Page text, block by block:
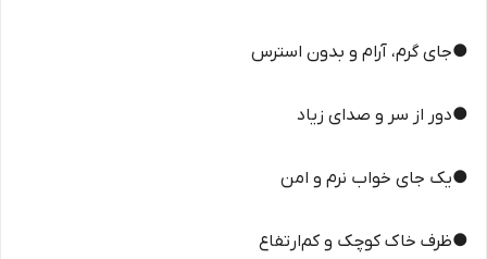
●جای گرم، آرام و بدون استرس
●دور از سر و صدای زیاد
●یک جای خواب نرم و امن
●ظرف خاک کوچک و کم‌ارتفاع